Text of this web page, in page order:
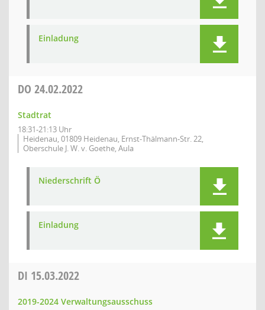
Einladung
DO 24.02.2022
Stadtrat
18:31-21:13 Uhr
Heidenau, 01809 Heidenau, Ernst-Thälmann-Str. 22,
Oberschule J. W. v. Goethe, Aula
Niederschrift Ö
Einladung
DI 15.03.2022
2019-2024 Verwaltungsausschuss